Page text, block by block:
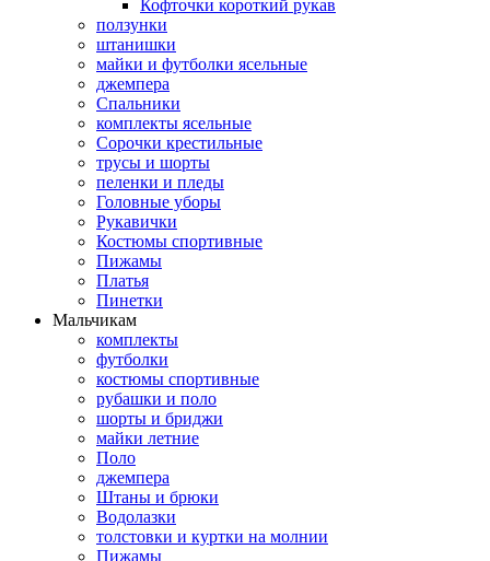
Кофточки короткий рукав
ползунки
штанишки
майки и футболки ясельные
джемпера
Спальники
комплекты ясельные
Сорочки крестильные
трусы и шорты
пеленки и пледы
Головные уборы
Рукавички
Костюмы спортивные
Пижамы
Платья
Пинетки
Мальчикам
комплекты
футболки
костюмы спортивные
рубашки и поло
шорты и бриджи
майки летние
Поло
джемпера
Штаны и брюки
Водолазки
толстовки и куртки на молнии
Пижамы